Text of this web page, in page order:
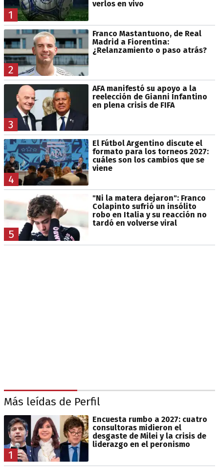
1
verlos en vivo
2
Franco Mastantuono, de Real
Madrid a Fiorentina:
¿Relanzamiento o paso atrás?
3
AFA manifestó su apoyo a la
reelección de Gianni Infantino
en plena crisis de FIFA
4
El Fútbol Argentino discute el
formato para los torneos 2027:
cuáles son los cambios que se
viene
5
"Ni la matera dejaron": Franco
Colapinto sufrió un insólito
robo en Italia y su reacción no
tardó en volverse viral
Más leídas de Perfil
1
Encuesta rumbo a 2027: cuatro
consultoras midieron el
desgaste de Milei y la crisis de
liderazgo en el peronismo